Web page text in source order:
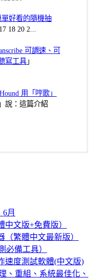
單好看的隨機抽
18 20 2...
可調速、可
寫工具 」
用「哼歌」
」說：這篇介紹
月
文版+免費版）
（繁體中文最新版）
必備工具）
速度測試軟體(中文版)
、重組、系統最佳化、